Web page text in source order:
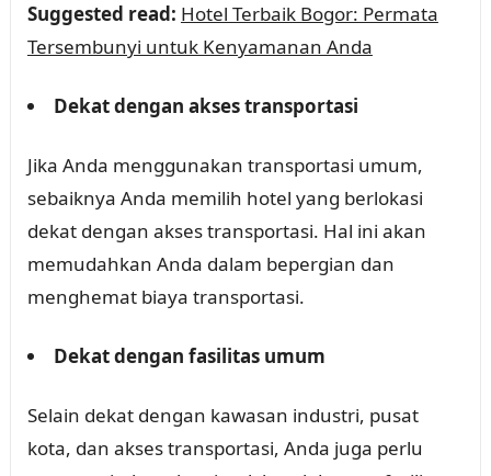
Suggested read: Hotel Terbaik Bogor: Permata
Tersembunyi untuk Kenyamanan Anda
Dekat dengan akses transportasi
Jika Anda menggunakan transportasi umum,
sebaiknya Anda memilih hotel yang berlokasi
dekat dengan akses transportasi. Hal ini akan
memudahkan Anda dalam bepergian dan
menghemat biaya transportasi.
Dekat dengan fasilitas umum
Selain dekat dengan kawasan industri, pusat
kota, dan akses transportasi, Anda juga perlu